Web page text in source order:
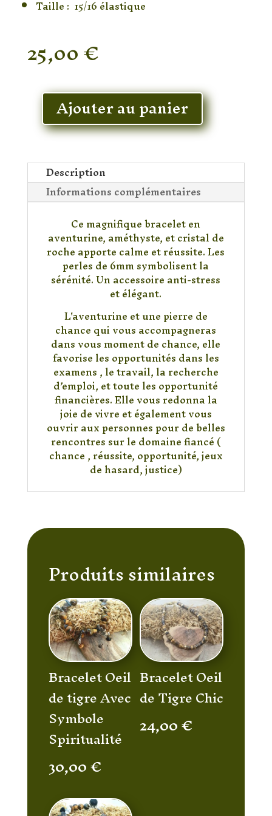
Taille : 15/16 élastique
25,00€
En stock
quantité
Bracelet
&
Améthyste
&
Roche
Ajouter au panier
Description
Informations complémentaires
Ce magnifique bracelet en
aventurine, améthyste, et cristal de
roche apporte calme et réussite. Les
perles de 6mm symbolisent la
sérénité. Un accessoire anti-stress
et élégant.
L'aventurine et une pierre de
chance qui vous accompagneras
dans vous moment de chance, elle
favorise les opportunités dans les
examens , le travail, la recherche
d’emploi, et toute les opportunité
financières. Elle vous redonna la
joie de vivre et également vous
ouvrir aux personnes pour de belles
rencontres sur le domaine fiancé (
chance , réussite, opportunité, jeux
de hasard, justice)
Produits similaires
Bracelet Oeil
de tigre Avec
Symbole
Spiritualité
30,00€
Bracelet Oeil
de Tigre Chic
24,00€